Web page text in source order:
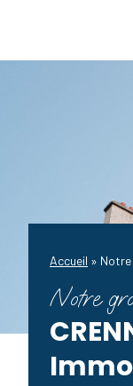
Accueil »
Notre